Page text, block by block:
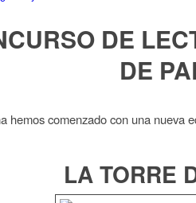
DE
DE
hemos comenzado con una nueva
LA TORRE